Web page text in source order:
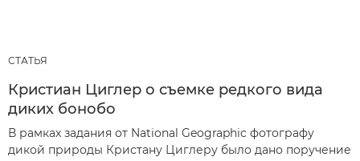
СТАТЬЯ
Кристиан Циглер о съемке редкого вида
диких бонобо
В рамках задания от National Geographic фотографу
дикой природы Кристану Циглеру было дано поручение